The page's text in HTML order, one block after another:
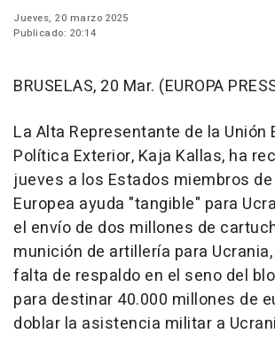
Jueves, 20 marzo 2025
Publicado: 20:14
BRUSELAS, 20 Mar. (EUROPA
La Alta Representante de la Unión
Política Exterior, Kaja Kallas, ha
jueves a los Estados miembros de
Europea ayuda "tangible" para
el envío de dos millones de
munición de artillería para
falta de respaldo en el seno del
para destinar 40.000 millones de
doblar la asistencia militar a